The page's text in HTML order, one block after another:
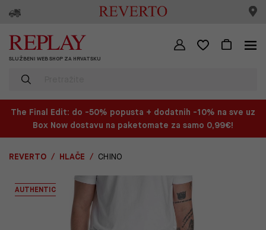
SLUŽBENI WEB SHOP ZA HRVATSKU
The Final Edit: do -50% popusta + dodatnih -10% na sve uz
Box Now dostavu na paketomate za samo 0,99€!
REVERTO HLAČE CHINO
AUTHENTIC